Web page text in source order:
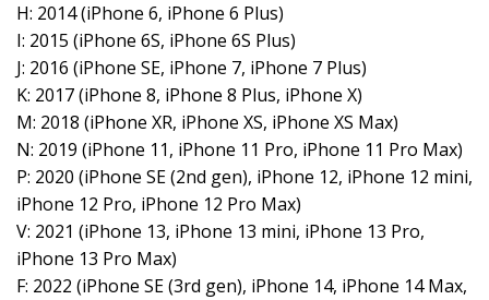
H: 2014 (iPhone 6, iPhone 6 Plus)
I: 2015 (iPhone 6S, iPhone 6S Plus)
J: 2016 (iPhone SE, iPhone 7, iPhone 7 Plus)
K: 2017 (iPhone 8, iPhone 8 Plus, iPhone X)
M: 2018 (iPhone XR, iPhone XS, iPhone XS Max)
N: 2019 (iPhone 11, iPhone 11 Pro, iPhone 11 Pro Max)
P: 2020 (iPhone SE (2nd gen), iPhone 12, iPhone 12 mini,
iPhone 12 Pro, iPhone 12 Pro Max)
V: 2021 (iPhone 13, iPhone 13 mini, iPhone 13 Pro,
iPhone 13 Pro Max)
F: 2022 (iPhone SE (3rd gen), iPhone 14, iPhone 14 Max,